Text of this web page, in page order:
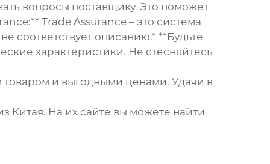
вопросы поставщику. Это поможет
Trade Assurance – это система
соответствует описанию.* **Будьте
характеристики. Не стесняйтесь
товаром и выгодными ценами. Удачи в
Китая. На их сайте вы можете найти